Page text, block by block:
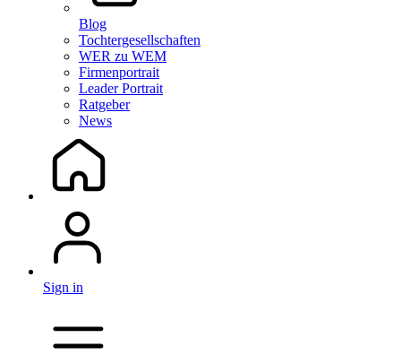
Blog
Tochtergesellschaften
WER zu WEM
Firmenportrait
Leader Portrait
Ratgeber
News
Sign in